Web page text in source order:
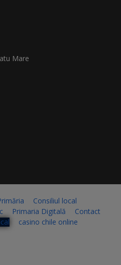
Mare
Consiliul local
Primaria Digitală
Contact
casino chile online